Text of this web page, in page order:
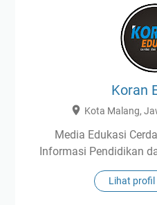
Koran
Kota Malang,
Media Edukasi
Informasi Pendidikan
Lihat profil